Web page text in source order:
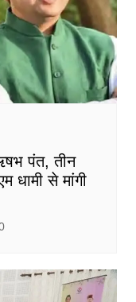
पंत, तीन
धामी से मांगी